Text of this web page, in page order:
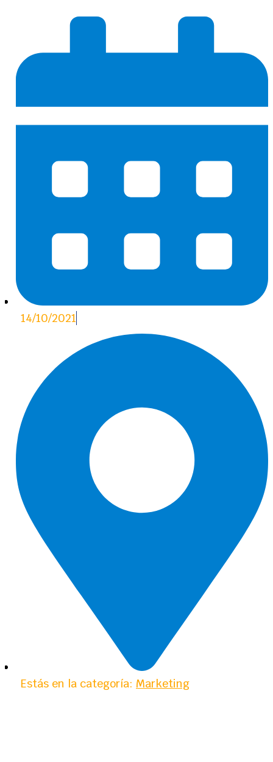
14/10/2021
Estás en la categoría: Marketing